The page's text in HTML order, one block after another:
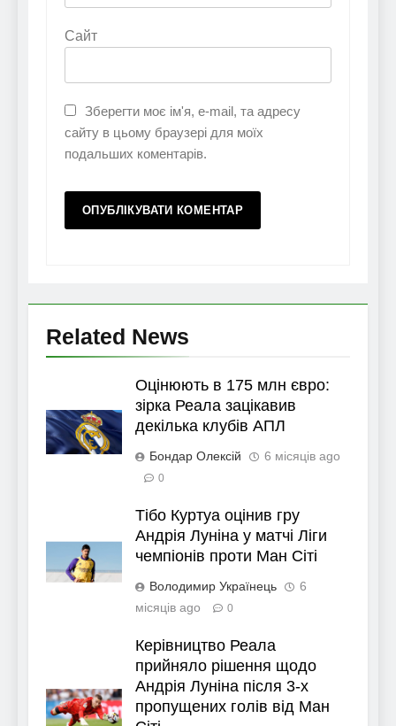
Сайт
Зберегти моє ім'я, e-mail, та адресу
сайту в цьому браузері для моїх
подальших коментарів.
Related News
Оцінюють в 175 млн євро:
зірка Реала зацікавив
декілька клубів АПЛ
Бондар Олексій 6 місяців ago
0
Тібо Куртуа оцінив гру
Андрія Луніна у матчі Ліги
чемпіонів проти Ман Сіті
Володимир Українець
6
місяців ago
0
Керівництво Реала
прийняло рішення щодо
Андрія Луніна після 3-х
пропущених голів від Ман